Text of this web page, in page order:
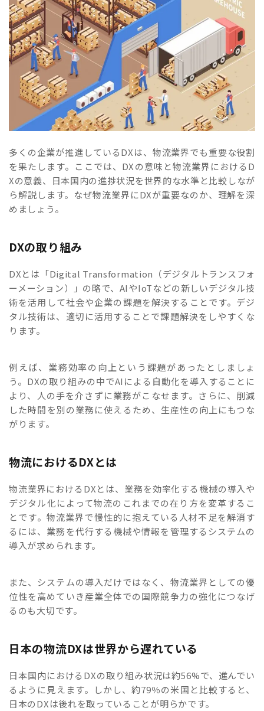
多くの企業が推進しているDXは、物流業界でも重要な役割
を果たします。ここでは、DXの意味と物流業界におけるD
Xの意義、日本国内の進捗状況を世界的な水準と比較しなが
ら解説します。なぜ物流業界にDXが重要なのか、理解を深
めましょう。
DXの取り組み
DXとは「Digital Transformation（デジタルトランスフォ
ーメーション）」の略で、AIやIoTなどの新しいデジタル技
術を活用して社会や企業の課題を解決することです。デジ
タル技術は、適切に活用することで課題解決をしやすくな
ります。
例えば、業務効率の向上という課題があったとしましょ
う。DXの取り組みの中でAIによる自動化を導入することに
より、人の手を介さずに業務がこなせます。さらに、削減
した時間を別の業務に使えるため、生産性の向上にもつな
がります。
物流におけるDXとは
物流業界におけるDXとは、業務を効率化する機械の導入や
デジタル化によって物流のこれまでの在り方を変革するこ
とです。物流業界で慢性的に抱えている人材不足を解消す
るには、業務を代行する機械や情報を管理するシステムの
導入が求められます。
また、システムの導入だけではなく、物流業界としての優
位性を高めていき産業全体での国際競争力の強化につなげ
るのも大切です。
日本の物流DXは世界から遅れている
日本国内におけるDXの取り組み状況は約56%で、進んでい
るように見えます。しかし、約79％の米国と比較すると、
日本のDXは後れを取っていることが明らかです。